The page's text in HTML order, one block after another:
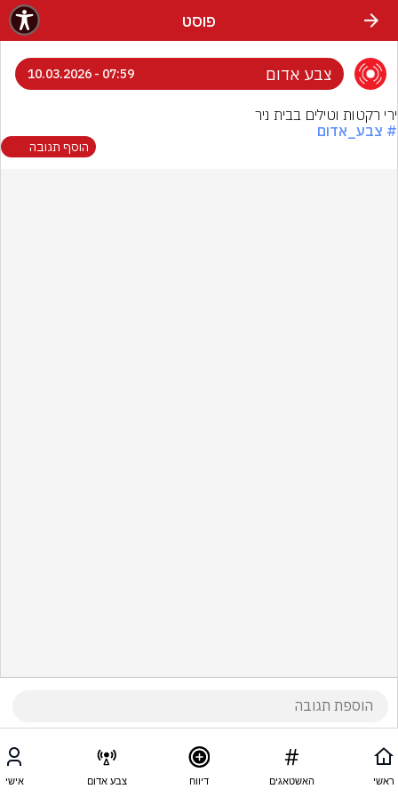
פוסט
צבע אדום 07:59 - 10.03.2026
ירי רקטות וטילים בבית ניר
# צבע_אדום
הוסף תגובה
ראשי האשטאגים דיווח צבע אדום אישי